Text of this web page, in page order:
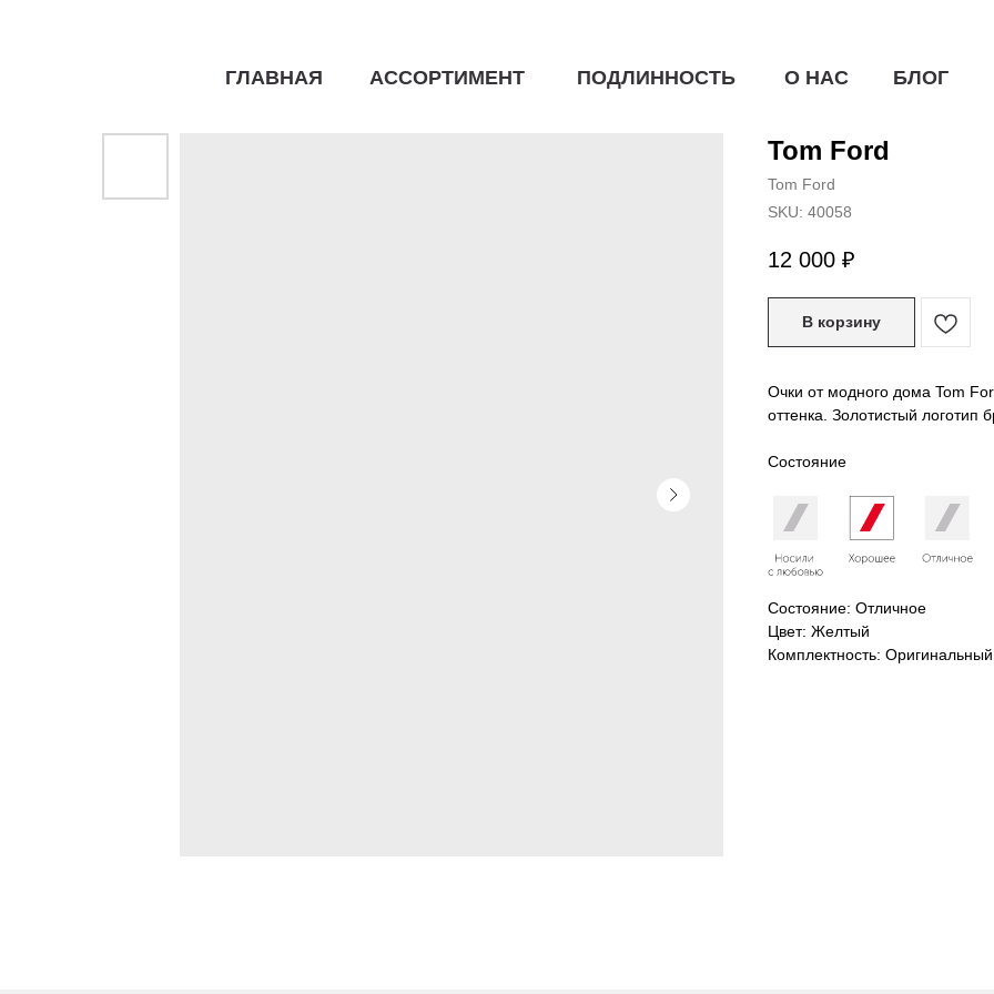
БЛОГ
О НАС
ПОДЛИННОСТЬ
АССОРТИМЕНТ
ГЛАВНАЯ
Tom Ford
Tom Ford
SKU: 40058
12 000 ₽
В корзину
Очки от модного дома Tom
оттенка. Золотистый логотип
Состояние
Хорошее
Состояние: Отличное
Цвет: Желтый
Комплектность: